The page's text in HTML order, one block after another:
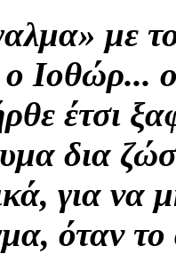
με
Ιοθώρ...
έτσι
δια
για να
όταν